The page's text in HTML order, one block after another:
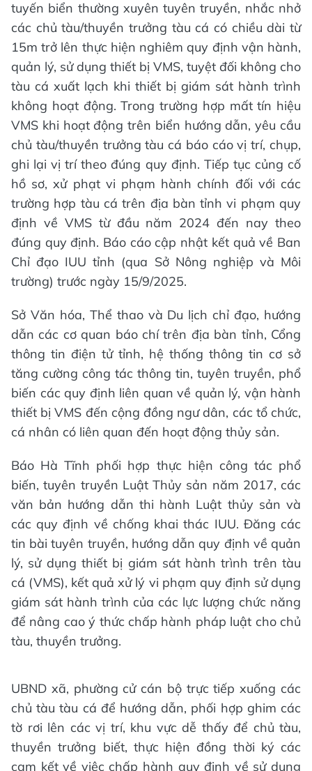
tuyến biển thường xuyên tuyên truyền, nhắc nhở
các chủ tàu/thuyền trưởng tàu cá có chiều dài từ
15m trở lên thực hiện nghiêm quy định vận hành,
quản lý, sử dụng thiết bị VMS, tuyệt đối không cho
tàu cá xuất lạch khi thiết bị giám sát hành trình
không hoạt động. Trong trường hợp mất tín hiệu
VMS khi hoạt động trên biển hướng dẫn, yêu cầu
chủ tàu/thuyền trưởng tàu cá báo cáo vị trí, chụp,
ghi lại vị trí theo đúng quy định. Tiếp tục củng cố
hồ sơ, xử phạt vi phạm hành chính đối với các
trường hợp tàu cá trên địa bàn tỉnh vi phạm quy
định về VMS từ đầu năm 2024 đến nay theo
đúng quy định. Báo cáo cập nhật kết quả về Ban
Chỉ đạo IUU tỉnh (qua Sở Nông nghiệp và Môi
trường) trước ngày 15/9/2025.
Sở Văn hóa, Thể thao và Du lịch chỉ đạo, hướng
dẫn các cơ quan báo chí trên địa bàn tỉnh, Cổng
thông tin điện tử tỉnh, hệ thống thông tin cơ sở
tăng cường công tác thông tin, tuyên truyền, phổ
biến các quy định liên quan về quản lý, vận hành
thiết bị VMS đến cộng đồng ngư dân, các tổ chức,
cá nhân có liên quan đến hoạt động thủy sản.
Báo Hà Tĩnh phối hợp thực hiện công tác phổ
biến, tuyên truyền Luật Thủy sản năm 2017, các
văn bản hướng dẫn thi hành Luật thủy sản và
các quy định về chống khai thác IUU. Đăng các
tin bài tuyên truyền, hướng dẫn quy định về quản
lý, sử dụng thiết bị giám sát hành trình trên tàu
cá (VMS), kết quả xử lý vi phạm quy định sử dụng
giám sát hành trình của các lực lượng chức năng
để nâng cao ý thức chấp hành pháp luật cho chủ
tàu, thuyền trưởng.
UBND xã, phường cử cán bộ trực tiếp xuống các
chủ tàu tàu cá để hướng dẫn, phối hợp ghim các
tờ rơi lên các vị trí, khu vực dễ thấy để chủ tàu,
thuyền trưởng biết, thực hiện đồng thời ký các
cam kết về việc chấp hành quy định về sử dụng